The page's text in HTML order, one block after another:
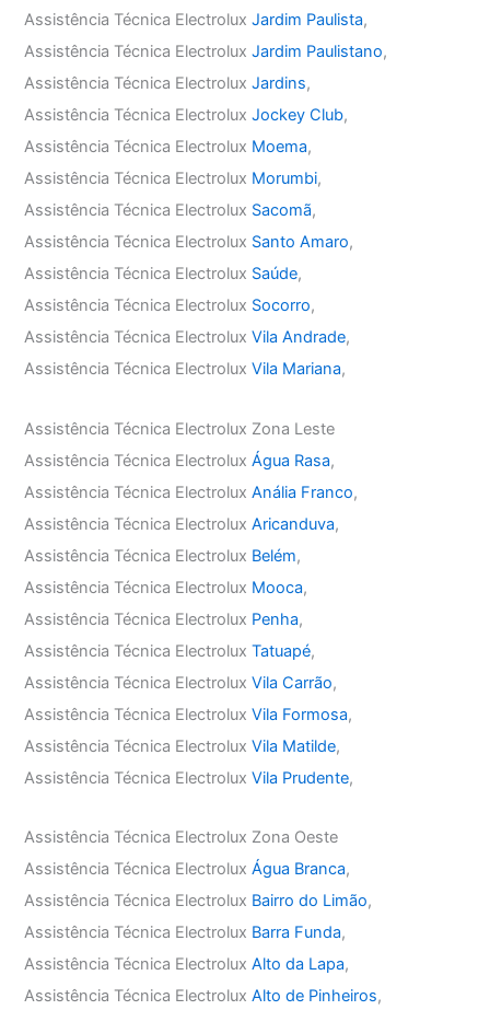
Assistência Técnica ElectroluxJardim Paulista,
Assistência Técnica ElectroluxJardim Paulistano,
Assistência Técnica ElectroluxJardins,
Assistência Técnica ElectroluxJockey Club,
Assistência Técnica Electrolux Moema,
Assistência Técnica Electrolux Morumbi,
Assistência Técnica Electrolux Sacomã,
Assistência Técnica Electrolux Santo Amaro,
Assistência Técnica Electrolux Saúde,
Assistência Técnica Electrolux Socorro,
Assistência Técnica ElectroluxVila Andrade,
Assistência Técnica ElectroluxVila Mariana,
Assistência Técnica Electrolux Zona Leste
Assistência Técnica ElectroluxÁgua Rasa,
Assistência Técnica ElectroluxAnália Franco,
Assistência Técnica ElectroluxAricanduva,
Assistência Técnica Electrolux Belém,
Assistência Técnica Electrolux Mooca,
Assistência Técnica Electrolux Penha,
Assistência Técnica ElectroluxTatuapé,
Assistência Técnica ElectroluxVila Carrão,
Assistência Técnica ElectroluxVila Formosa,
Assistência Técnica ElectroluxVila Matilde,
Assistência Técnica ElectroluxVila Prudente,
Assistência Técnica Electrolux Zona Oeste
Assistência Técnica ElectroluxÁgua Branca,
Assistência Técnica Electrolux Bairro do Limão,
Assistência Técnica Electrolux Barra Funda,
Assistência Técnica ElectroluxAlto da Lapa,
Assistência Técnica ElectroluxAlto de Pinheiros,